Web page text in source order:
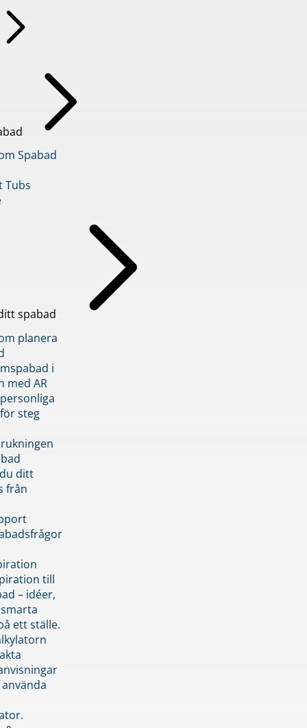
Spabad
Tubs
spabad
planera
i
med AR
steg
ditt
från
till
– idéer,
ett ställe.